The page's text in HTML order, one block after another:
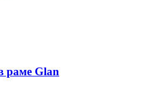
раме Glan